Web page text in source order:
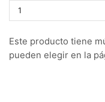
Este producto tiene
pueden elegir en la